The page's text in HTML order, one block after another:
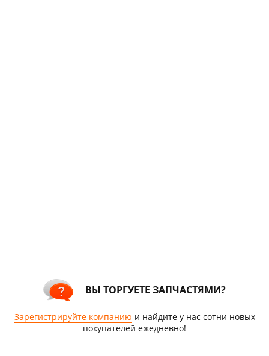
ВЫ ТОРГУЕТЕ ЗАПЧАСТЯМИ?
Зарегистрируйте компанию и найдите у нас сотни новых
покупателей ежедневно!